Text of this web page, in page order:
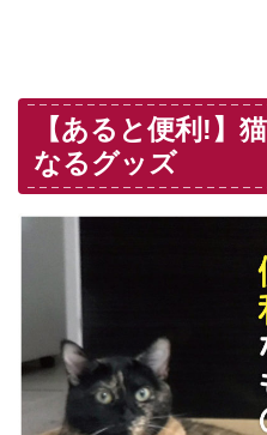
【あると便利!】
なるグッズ